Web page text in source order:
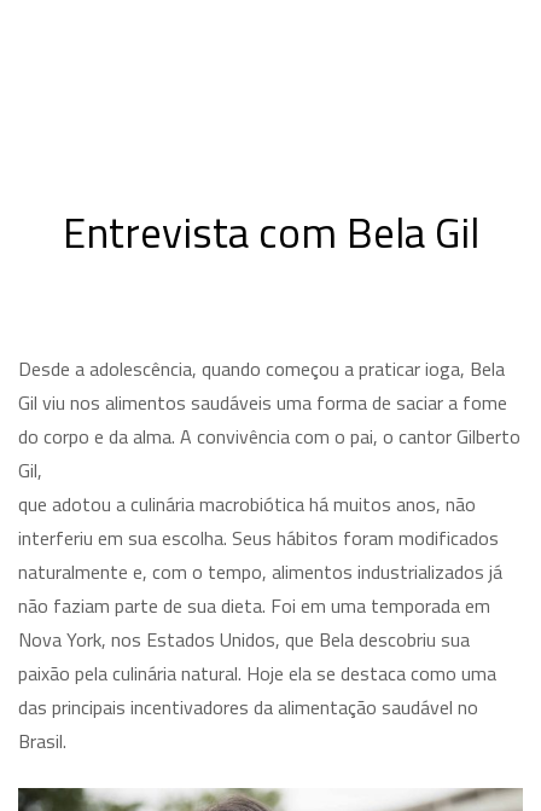
Entrevista com Bela Gil
Desde a adolescência, quando começou a praticar ioga, Bela
Gil viu nos alimentos saudáveis uma forma de saciar a fome
do corpo e da alma. A convivência com o pai, o cantor Gilberto
Gil,
que adotou a culinária macrobiótica há muitos anos, não
interferiu em sua escolha. Seus hábitos foram modificados
naturalmente e, com o tempo, alimentos industrializados já
não faziam parte de sua dieta. Foi em uma temporada em
Nova York, nos Estados Unidos, que Bela descobriu sua
paixão pela culinária natural. Hoje ela se destaca como uma
das principais incentivadores da alimentação saudável no
Brasil.